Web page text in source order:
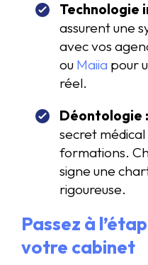
Technologie
assurent une
avec vos
ou Maiia pour
réel.
Déontologie :
secret
formations.
signe une
rigoureuse.
Passez à
votre cabinet